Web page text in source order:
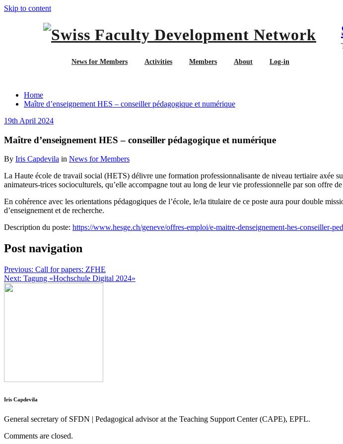
Skip to content
News for Members Activities Members About Log-in
Home
Maître d’enseignement HES – conseiller pédagogique et numérique
19th April 2024
Maître d’enseignement HES – conseiller pédagogique et numérique
By Iris Capdevila in News for Members
La Haute école de travail social (HETS) délivre une formation professionnalisante de niveau tertiaire axée
animateurs-trices socioculturels, qu’elle accompagne tout au long de leur vie professionnelle par son offre
En cohérence avec les orientations pédagogiques de l’école, le/la titulaire de ce poste aura pour double
d’enseignement et de recherche.
Description du poste: https://www.hesge.ch/geneve/offres-emploi/e-maitre-denseignement-hes-conseiller-
Post navigation
Previous: Call for papers: ZFHE
Next: Tagung «Hochschule Digital 2024»
Iris Capdevila
General secretary of SFDN | Pedagogical advisor at the Teaching Support Center (CAPE), EPFL.
Comments are closed.